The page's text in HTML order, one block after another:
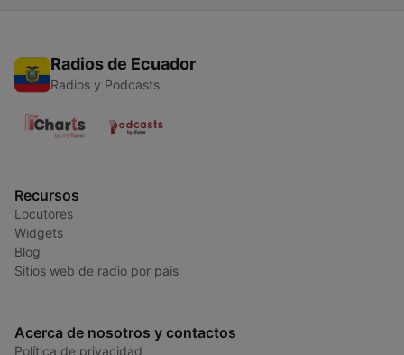
Radios de Ecuador
Radios y Podcasts
Recursos
Locutores
Widgets
Blog
Sitios web de radio por país
Acerca de nosotros y contactos
Política de privacidad